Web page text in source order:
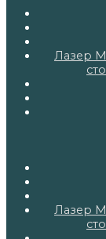
Лазер
Лазер